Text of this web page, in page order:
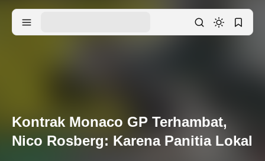
Kontrak Monaco GP Terhambat,
Nico Rosberg: Karena Panitia Lokal